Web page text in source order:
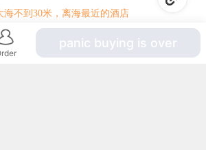
海不到30米，离海最近的酒店
接触大海，尽情享受阳光、沙滩、海水
在海潮起落间打开心扉panic buying is over